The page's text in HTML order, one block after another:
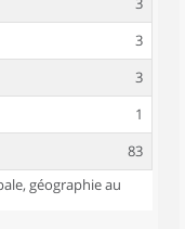
3
3
1
83
géographie au